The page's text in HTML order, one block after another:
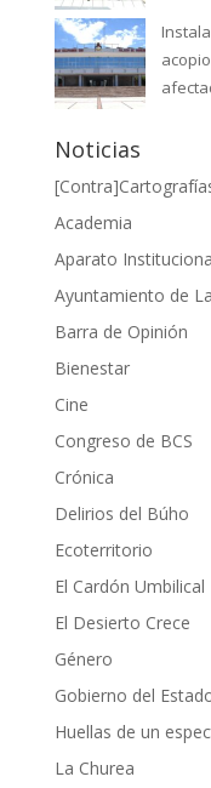
Noticias
Academia
Aparato
Ayuntamiento de
Barra de Opinión
Bienestar
Cine
Congreso de BCS
Crónica
Delirios del Búho
Ecoterritorio
El Cardón Umbilical
El Desierto Crece
Género
Gobierno del
Huellas de un
La Churea